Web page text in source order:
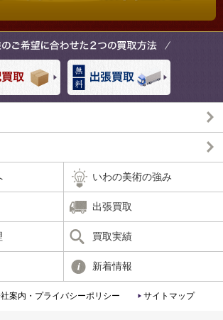
いわの美術の強み
出張買取
買取実績
新着情報
案内・プライバシーポリシー サイトマップ